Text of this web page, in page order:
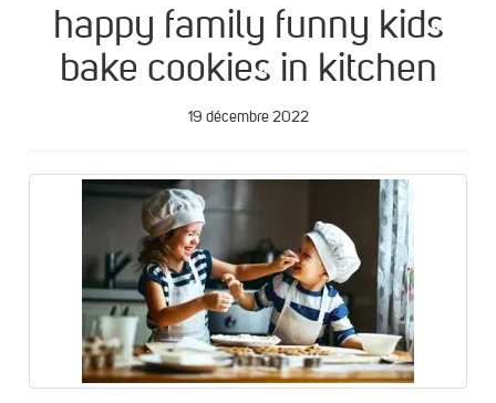
happy family funny kids
bake cookies in kitchen
19 décembre 2022